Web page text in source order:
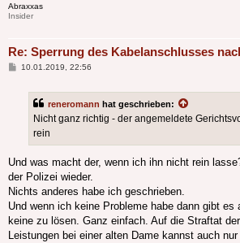
Abraxxas
Insider
Re: Sperrung des Kabelanschlusses
Beitrag
10.01.2019, 22:56
reneromann hat geschrieben:
Nicht ganz richtig - der angemeldete
rein
Und was macht der, wenn ich ihn nicht rein
der Polizei wieder.
Nichts anderes habe ich geschrieben.
Und wenn ich keine Probleme habe dann gibt
keine zu lösen. Ganz einfach. Auf die Straftat
Leistungen bei einer alten Dame kannst auch